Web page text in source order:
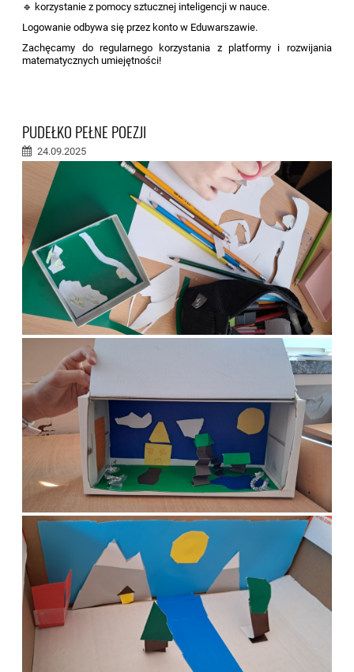
🔹 korzystanie z pomocy sztucznej inteligencji w nauce.
Logowanie odbywa się przez konto w Eduwarszawie.
Zachęcamy do regularnego korzystania z platformy i rozwijania
matematycznych umiejętności!
PUDEŁKO PEŁNE POEZJI
24.09.2025